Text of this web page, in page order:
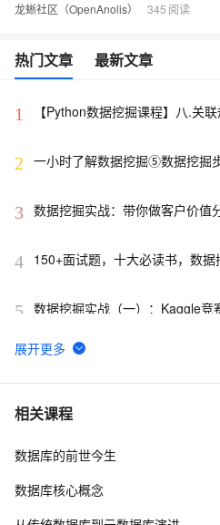
龙蜥社区（OpenAnolis） 345
热门文章 最新文章
1
【Python数据挖掘课程】八.关
2 一小时了解数据挖掘⑤数据挖掘
3 数据挖掘实战：带你做客户价值
4 150+面试题，十大必读书，数
5 数据挖掘实战（一）：Kaggle竞
6 资源总结——七步学习数据挖掘与
7 斯坦福数据挖掘Introduction
8 【数据挖掘】多项式回归原理介
相关课程
数据库的前世今生
数据库核心概念